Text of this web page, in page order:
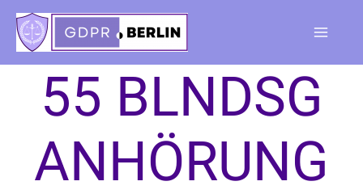
Skip
Menu
55 BLNDSG
ANHÖRUNG